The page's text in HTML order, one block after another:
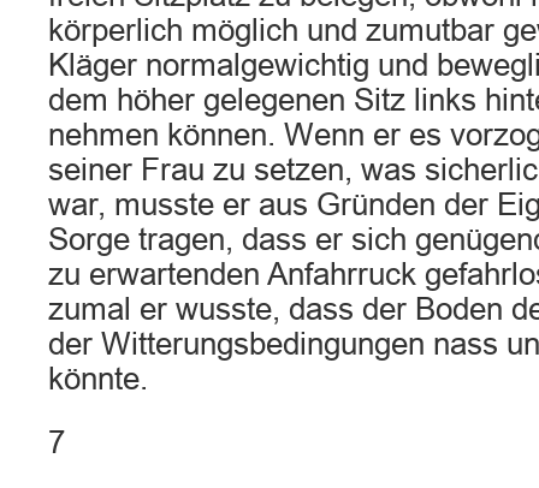
körperlich möglich und zumutbar
Kläger normalgewichtig und
dem höher gelegenen Sitz links
nehmen können. Wenn er es
seiner Frau zu setzen, was
war, musste er aus Gründen der
Sorge tragen, dass er sich
zu erwartenden Anfahrruck
zumal er wusste, dass der Boden
der Witterungsbedingungen nass
könnte.
7